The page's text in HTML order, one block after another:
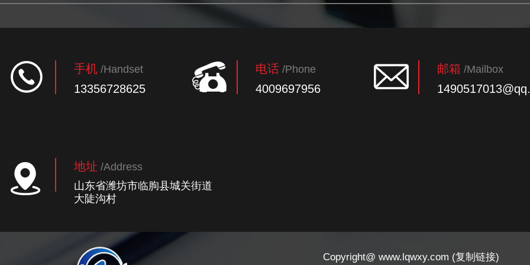
手机 /Handset
13356728625
电话 /Phone
4009697956
邮箱 /Mailbox
地址 /Address
山东省潍坊市临朐县城关街道
大陡沟村
Copyright@ www.lqwxy.com (复制链接)